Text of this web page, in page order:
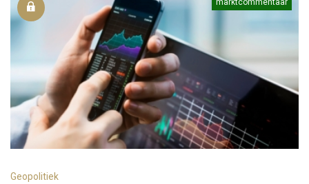
marktcommentaar
Geopolitiek